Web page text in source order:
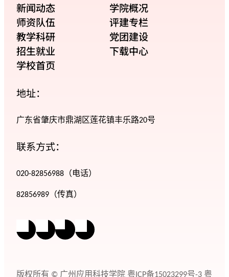
地址：
广东省肇庆市鼎湖区莲花镇丰乐路20号
联系方式：
020-82856988（电话）
82856989（传真）
新闻动态
学院概况
师资队伍
评建专栏
教学科研
党团建设
招生就业
下载中心
学校首页
版权所有 © 广州应用科技学院 粤ICP备15023299号-3 粤